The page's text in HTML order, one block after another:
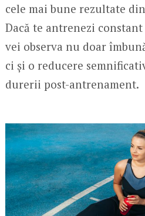
cele mai bune rezultate
Dacă te antrenezi
vei observa nu doar
ci și o reducere
durerii post-antrenament.